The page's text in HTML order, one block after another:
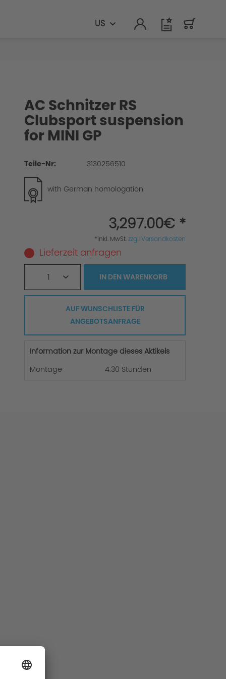
US
AC Schnitzer RS
Clubsport suspension
for MINI GP
Teile-Nr: 3130256510
with German homologation
3,297.00€ *
*inkl. MwSt.zzgl. Versandkosten
Lieferzeit anfragen
1 IN DENWARENKORB
AUF WUNSCHLISTE FÜR
ANGEBOTSANFRAGE
Information zur Montage dieses Aktikels
Montage
4.30 Stunden